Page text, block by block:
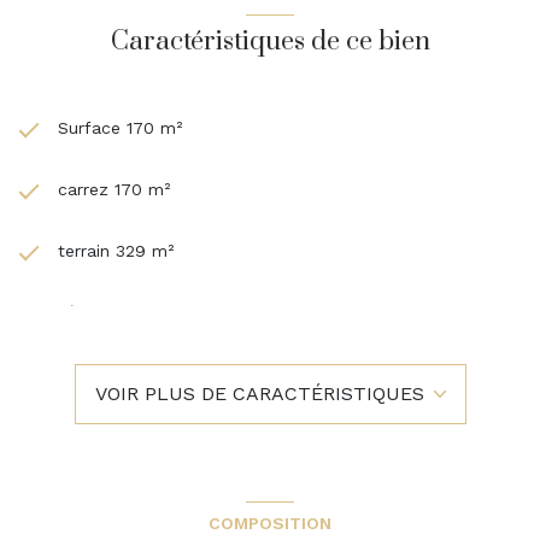
Caractéristiques de ce bien
Surface 170 m²
carrez 170 m²
terrain 329 m²
séjour 36 m²
VOIR PLUS DE CARACTÉRISTIQUES
COMPOSITION